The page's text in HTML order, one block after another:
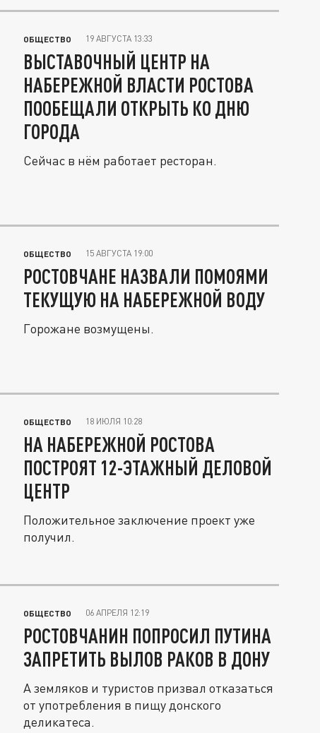
ОБЩЕСТВО 19 АВГУСТА 13:33
ВЫСТАВОЧНЫЙ ЦЕНТР НА
НАБЕРЕЖНОЙ ВЛАСТИ РОСТОВА
ПООБЕЩАЛИ ОТКРЫТЬ КО ДНЮ
ГОРОДА
Сейчас в нём работает ресторан.
ОБЩЕСТВО 15 АВГУСТА 19:00
РОСТОВЧАНЕ НАЗВАЛИ ПОМОЯМИ
ТЕКУЩУЮ НА НАБЕРЕЖНОЙ ВОДУ
Горожане возмущены.
ОБЩЕСТВО 18 ИЮЛЯ 10:28
НА НАБЕРЕЖНОЙ РОСТОВА
ПОСТРОЯТ 12-ЭТАЖНЫЙ ДЕЛОВОЙ
ЦЕНТР
Положительное заключение проект уже
получил.
ОБЩЕСТВО 06 АПРЕЛЯ 12:19
РОСТОВЧАНИН ПОПРОСИЛ ПУТИНА
ЗАПРЕТИТЬ ВЫЛОВ РАКОВ В ДОНУ
А земляков и туристов призвал отказаться
от употребления в пищу донского
деликатеса.